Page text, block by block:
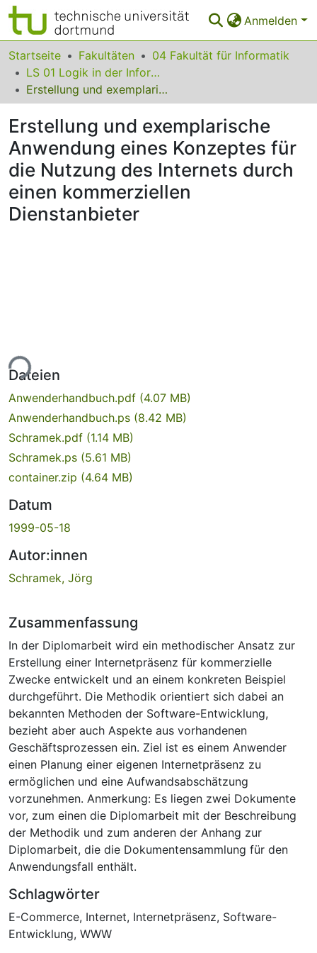
Anmelden
Bereiche & Sammlungen
Das gesamte Repositorium
FAQ
Leitlinien
Zurück zur Startseite
Startseite Fakultäten
04 Fakultät für Informatik
LS 01 Logik in der Informatik
Erstellung und exemplarische Anwendung eines Konzeptes für die Nutzung des Internets durch einen kommerziellen Dienstanbieter
Erstellung und exemplarische
Anwendung eines Konzeptes für
die Nutzung des Internets durch
einen kommerziellen
Dienstanbieter
Dateien
Anwenderhandbuch.pdf (4.07 MB)
Anwenderhandbuch.ps (8.42 MB)
Schramek.pdf (1.14 MB)
Schramek.ps (5.61 MB)
container.zip (4.64 MB)
Datum
1999-05-18
Autor:innen
Schramek, Jörg
Zusammenfassung
In der Diplomarbeit wird ein methodischer Ansatz zur
Erstellung einer Internetpräsenz für kommerzielle
Zwecke entwickelt und an einem konkreten Beispiel
durchgeführt. Die Methodik orientiert sich dabei an
bekannten Methoden der Software-Entwicklung,
bezieht aber auch Aspekte aus vorhandenen
Geschäftsprozessen ein. Ziel ist es einem Anwender
einen Planung einer eigenen Internetpräsenz zu
ermöglichen und eine Aufwandsabschätzung
vorzunehmen. Anmerkung: Es liegen zwei Dokumente
vor, zum einen die Diplomarbeit mit der Beschreibung
der Methodik und zum anderen der Anhang zur
Diplomarbeit, die die Dokumentensammlung für den
Anwendungsfall enthält.
Schlagwörter
E-Commerce, Internet, Internetpräsenz, Software-
Entwicklung, WWW